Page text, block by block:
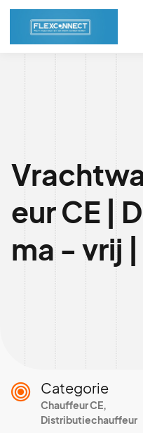
eur CE |
ma - vrij
Categorie
Chauffeur CE,
Distributiechauffeur